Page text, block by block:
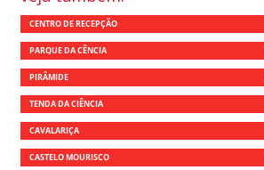
CENTRO DE RECEPÇÃO
PARQUE DA CÊNCIA
PIRÂMIDE
TENDA DA CIÊNCIA
CAVALARIÇA
CASTELO MOURISCO